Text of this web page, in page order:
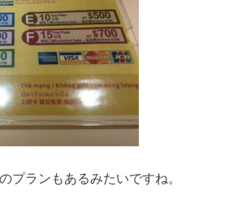
プランもあるみたいですね。